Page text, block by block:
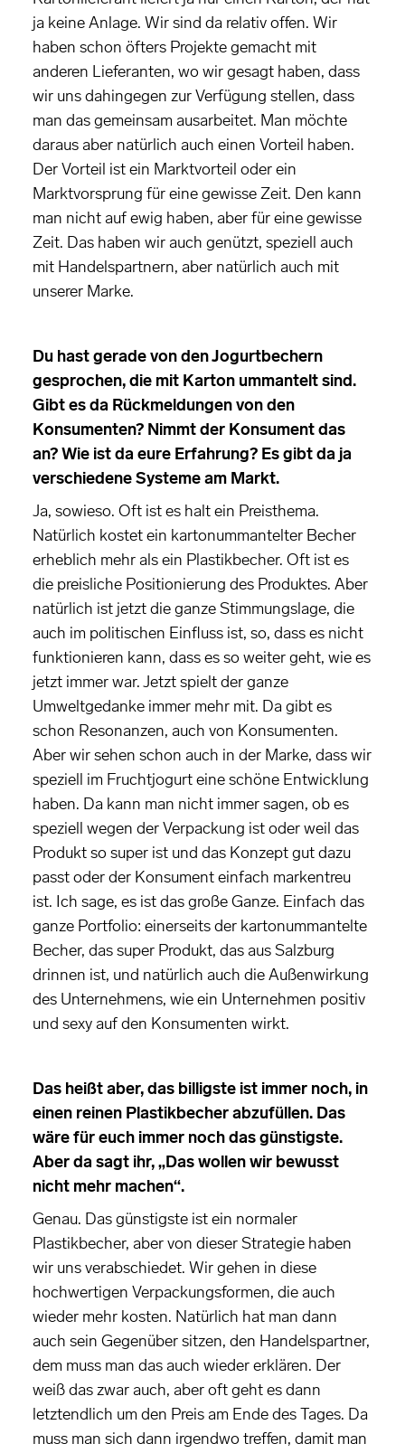
ja keine Anlage. Wir sind da relativ offen. Wir
haben schon öfters Projekte gemacht mit
anderen Lieferanten, wo wir gesagt haben, dass
wir uns dahingegen zur Verfügung stellen, dass
man das gemeinsam ausarbeitet. Man möchte
daraus aber natürlich auch einen Vorteil haben.
Der Vorteil ist ein Marktvorteil oder ein
Marktvorsprung für eine gewisse Zeit. Den kann
man nicht auf ewig haben, aber für eine gewisse
Zeit. Das haben wir auch genützt, speziell auch
mit Handelspartnern, aber natürlich auch mit
unserer Marke.
Du hast gerade von den Jogurtbechern
gesprochen, die mit Karton ummantelt sind.
Gibt es da Rückmeldungen von den
Konsumenten? Nimmt der Konsument das
an? Wie ist da eure Erfahrung? Es gibt da ja
verschiedene Systeme am Markt.
Ja, sowieso. Oft ist es halt ein Preisthema.
Natürlich kostet ein kartonummantelter Becher
erheblich mehr als ein Plastikbecher. Oft ist es
die preisliche Positionierung des Produktes. Aber
natürlich ist jetzt die ganze Stimmungslage, die
auch im politischen Einfluss ist, so, dass es nicht
funktionieren kann, dass es so weiter geht, wie es
jetzt immer war. Jetzt spielt der ganze
Umweltgedanke immer mehr mit. Da gibt es
schon Resonanzen, auch von Konsumenten.
Aber wir sehen schon auch in der Marke, dass wir
speziell im Fruchtjogurt eine schöne Entwicklung
haben. Da kann man nicht immer sagen, ob es
speziell wegen der Verpackung ist oder weil das
Produkt so super ist und das Konzept gut dazu
passt oder der Konsument einfach markentreu
ist. Ich sage, es ist das große Ganze. Einfach das
ganze Portfolio: einerseits der kartonummantelte
Becher, das super Produkt, das aus Salzburg
drinnen ist, und natürlich auch die Außenwirkung
des Unternehmens, wie ein Unternehmen positiv
und sexy auf den Konsumenten wirkt.
Das heißt aber, das billigste ist immer noch, in
einen reinen Plastikbecher abzufüllen. Das
wäre für euch immer noch das günstigste.
Aber da sagt ihr, „Das wollen wir bewusst
nicht mehr machen“.
Genau. Das günstigste ist ein normaler
Plastikbecher, aber von dieser Strategie haben
wir uns verabschiedet. Wir gehen in diese
hochwertigen Verpackungsformen, die auch
wieder mehr kosten. Natürlich hat man dann
auch sein Gegenüber sitzen, den Handelspartner,
dem muss man das auch wieder erklären. Der
weiß das zwar auch, aber oft geht es dann
letztendlich um den Preis am Ende des Tages. Da
muss man sich dann irgendwo treffen, damit man